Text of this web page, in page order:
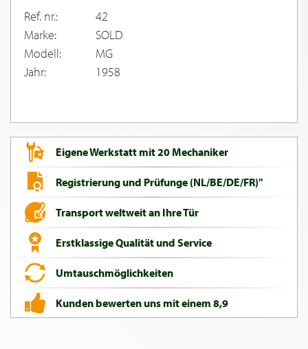
Ref. nr.:
42
Marke:
SOLD
Modell:
MG
Jahr:
1958
Eigene Werkstatt mit 20 Mechaniker
Registrierung und Prüfunge (NL/BE/DE/FR)"
Transport weltweit an Ihre Tür
Erstklassige Qualität und Service
Umtauschmöglichkeiten
Kunden bewerten uns mit einem 8,9